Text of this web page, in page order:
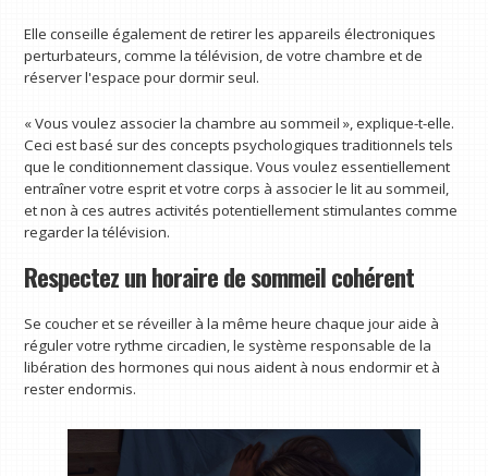
Elle conseille également de retirer les appareils électroniques
perturbateurs, comme la télévision, de votre chambre et de
réserver l'espace pour dormir seul.
« Vous voulez associer la chambre au sommeil », explique-t-elle.
Ceci est basé sur des concepts psychologiques traditionnels tels
que le conditionnement classique. Vous voulez essentiellement
entraîner votre esprit et votre corps à associer le lit au sommeil,
et non à ces autres activités potentiellement stimulantes comme
regarder la télévision.
Respectez un horaire de sommeil cohérent
Se coucher et se réveiller à la même heure chaque jour aide à
réguler votre rythme circadien, le système responsable de la
libération des hormones qui nous aident à nous endormir et à
rester endormis.